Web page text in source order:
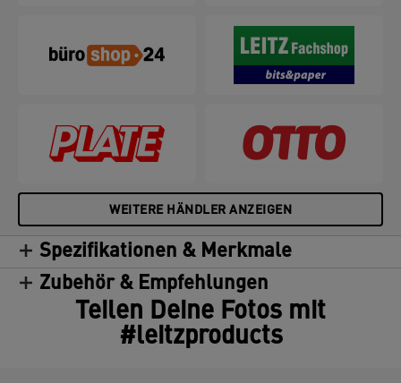
WEITERE HÄNDLER ANZEIGEN
Spezifikationen & Merkmale
Zubehör & Empfehlungen
Teilen Deine Fotos mit
#leitzproducts